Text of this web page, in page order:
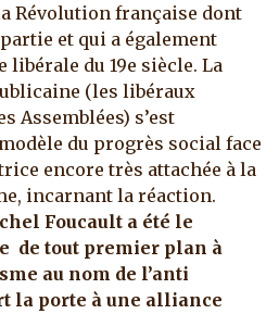
Révolution française dont
et qui a également
du 19e siècle. La
(les libéraux
Assemblées) s’est
du progrès social face
encore très attachée à la
incarnant la réaction.
Foucault a été le
de tout premier plan à
au nom de l’anti
la porte à une alliance